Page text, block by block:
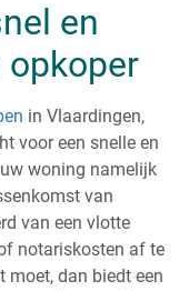
en
opkoper
in Vlaardingen,
voor een snelle en
woning namelijk
van
van een vlotte
notariskosten af te
moet, dan biedt een